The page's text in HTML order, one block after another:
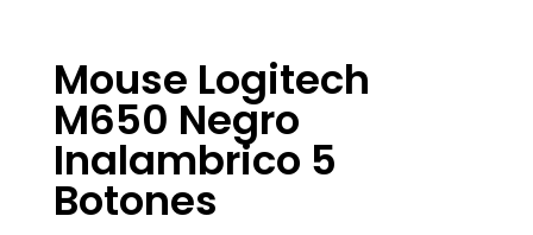
Mouse Logitech
M650 Negro
Inalambrico 5
Botones